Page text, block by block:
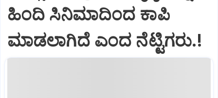
ಹಿಂದಿ ಸಿನಿಮಾದಿಂದ ಕಾಪಿ
ಮಾಡಲಾಗಿದೆ ಎಂದ ನೆಟ್ಟಿಗರು.!